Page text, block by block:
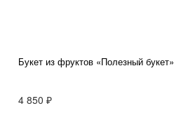
Букет из фруктов «Полезный букет»
4 850 ₽